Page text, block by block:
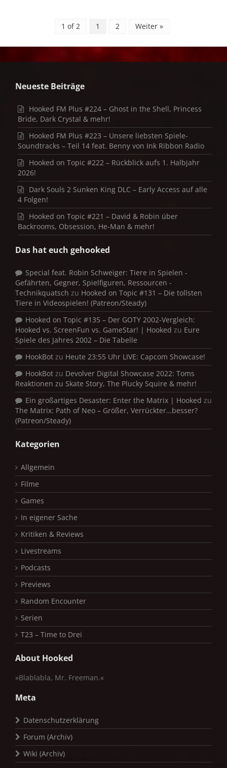
1 of 2 1 2 Weiter »
Neueste Beiträge
Hooked FM Plus #224 – Ghost in the Shell, Princess
Bride, Dark Crystal & mehr!
Hooked FM Plus #223 – Unsere liebsten Spiele-
Soundtracks – Teil 14 feat. Benny von Ink Ribbon Radio
Hooked on Topic #222 – Rückblick aufs 1. Halbjahr
2026!
Dark Souls 2 Sunken King DLC – Early Access auf alle
4 Folgen!
Hooked on Topic #221 – David & Robin über
Backrooms, Obsession, He-Man & mehr!
Das hat euch gehooked
Special feat. Robin Schweiger: Tiere in Spielen -
Gefährten, Gegner, Spielfiguren, Ressourcen -
Technikquatsch zu Hooked on Topic #131 – Die tollsten
Tiere in Videospielen! (Patreon/Steady)
Hooked on Topic #135 – Der GOTY 2002-Vergleich:
Hooked vs. ScreenFun vs. GameStar! | Hooked zu Eure
Spiele des Jahres 2002 – Die Tabelle
HookBot zu Heute 23:55 Uhr LIVE: Capcom Showcase!
HookBot zu Devolver Digital Showcase 2022: Toms
Reaktionen zu Skate Story, The Plucky Squire & mehr!
Ein großartiges Desaster: Enter the Matrix | Hooked zu
The Matrix: Path of Neo – Größer, Verrückter…besser?
(Patreon/Steady)
Kategorien
Allgemein
Filme
Games
In eigener Sache
Kritiken & Reviews
Livestreams
Podcasts
Previews
Random Encounter
Serien
T23 – Time to Drei
About Hooked
»Blablabla, Mr. Freeman.«
Meta
Datenschutzerklärung
Forum (Archiv)
Wiki (Archiv)